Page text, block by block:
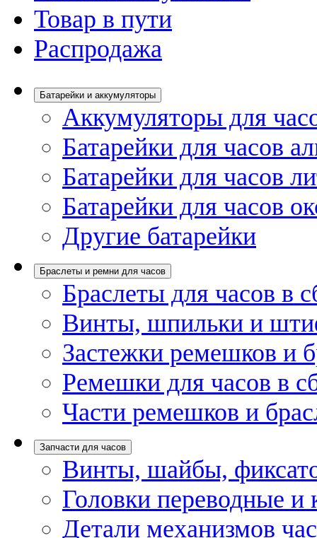
Товар в пути
Распродажа
Батарейки и аккумуляторы
Аккумуляторы для
Батарейки для часов
Батарейки для часов
Батарейки для часов
Другие батарейки
Браслеты и ремни для часов
Браслеты для часов в
Винты, шпильки и
Застежки ремешков и
Ремешки для часов в
Части ремешков и
Запчасти для часов
Винты, шайбы,
Головки переводные и
Детали механизмов